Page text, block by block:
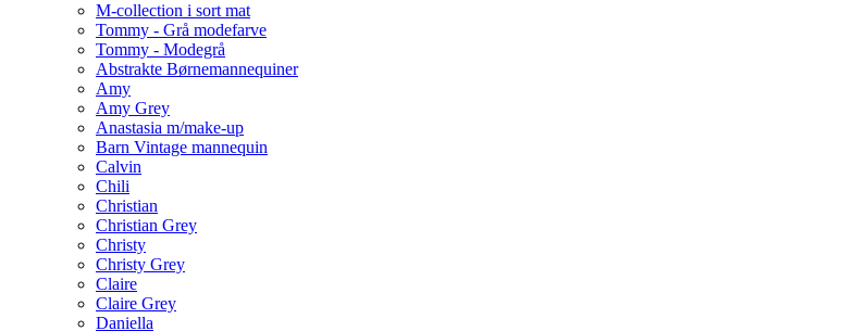
M-collection i sort mat
Tommy - Grå modefarve
Tommy - Modegrå
Abstrakte Børnemannequiner
Amy
Amy Grey
Anastasia m/make-up
Barn Vintage mannequin
Calvin
Chili
Christian
Christian Grey
Christy
Christy Grey
Claire
Claire Grey
Daniella